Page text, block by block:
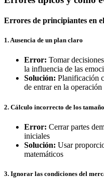
Errores de principiantes en
1. Ausencia de un plan claro
Error: Tomar
la influencia de las
Solución: Planificación
de entrar en la operación
2. Cálculo incorrecto de los
Error: Cerrar partes
iniciales
Solución: Usar
matemáticos
3. Ignorar las condiciones del